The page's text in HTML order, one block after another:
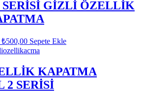
SERİSİ GİZLİ ÖZELLİK
Orijinal
fiyat:
₺500,00Şu
andaki
fiyat:
₺500,00.
Sepete Ekle
KAPATMA
2 SERİSİ